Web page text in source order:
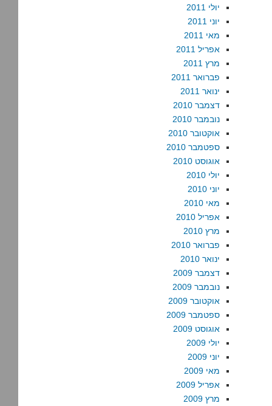
יולי 2011
יוני 2011
מאי 2011
אפריל 2011
מרץ 2011
פברואר 2011
ינואר 2011
דצמבר 2010
נובמבר 2010
אוקטובר 2010
ספטמבר 2010
אוגוסט 2010
יולי 2010
יוני 2010
מאי 2010
אפריל 2010
מרץ 2010
פברואר 2010
ינואר 2010
דצמבר 2009
נובמבר 2009
אוקטובר 2009
ספטמבר 2009
אוגוסט 2009
יולי 2009
יוני 2009
מאי 2009
אפריל 2009
מרץ 2009